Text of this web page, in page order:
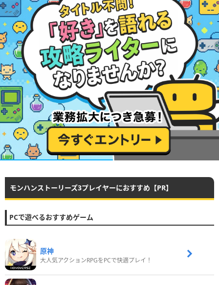
モンハンストーリーズ3プレイヤーにおすすめ【PR】
PCで遊べるおすすめゲーム
原神
大人気アクションRPGをPCで快適プレイ！